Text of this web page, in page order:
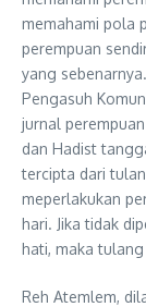
memahami pola
perempuan
yang
Pengasuh
jurnal
dan Hadist
tercipta dari
meperlakukan
hari. Jika tidak
hati, maka
Reh Atemlem,